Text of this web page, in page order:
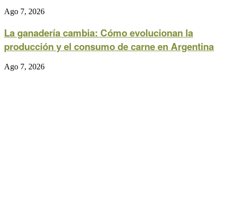
Ago 7, 2026
La ganadería cambia: Cómo evolucionan la
producción y el consumo de carne en Argentina
Ago 7, 2026